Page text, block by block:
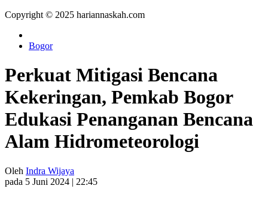
Copyright © 2025 hariannaskah.com
Bogor
Perkuat Mitigasi Bencana
Kekeringan, Pemkab Bogor
Edukasi Penanganan Bencana
Alam Hidrometeorologi
Oleh Indra Wijaya
pada 5 Juni 2024 | 22:45